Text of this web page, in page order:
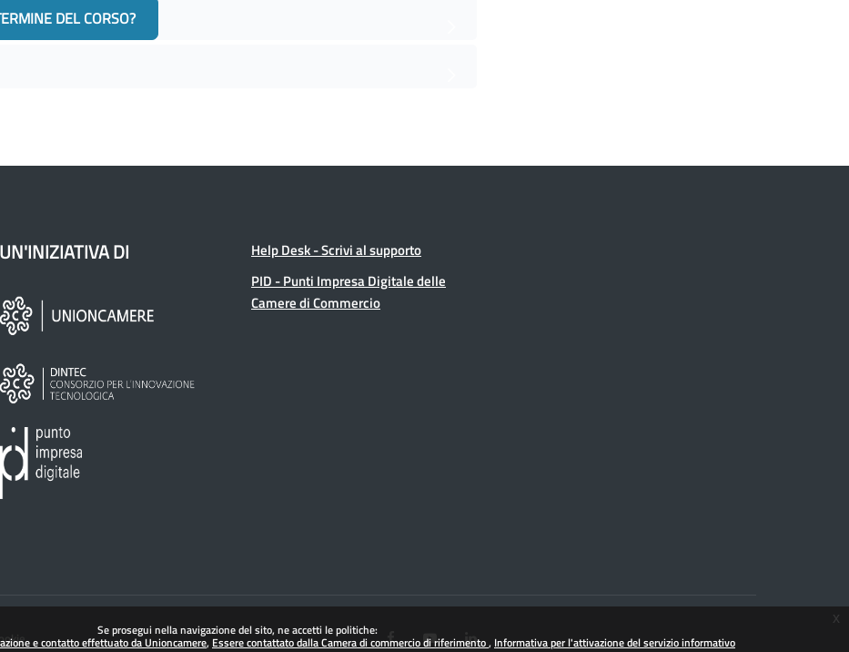
DEL CORSO?
UN'INIZIATIVA DI
Help Desk - Scrivi al supporto
PID - Punti Impresa Digitale delle
Camere di Commercio
Se prosegui nella navigazione del sito, ne accetti le politiche:
e contatto effettuato da Unioncamere Essere contattato dalla Camera di commercio di riferimento Informativa per l'attivazione del servizio informativo
x